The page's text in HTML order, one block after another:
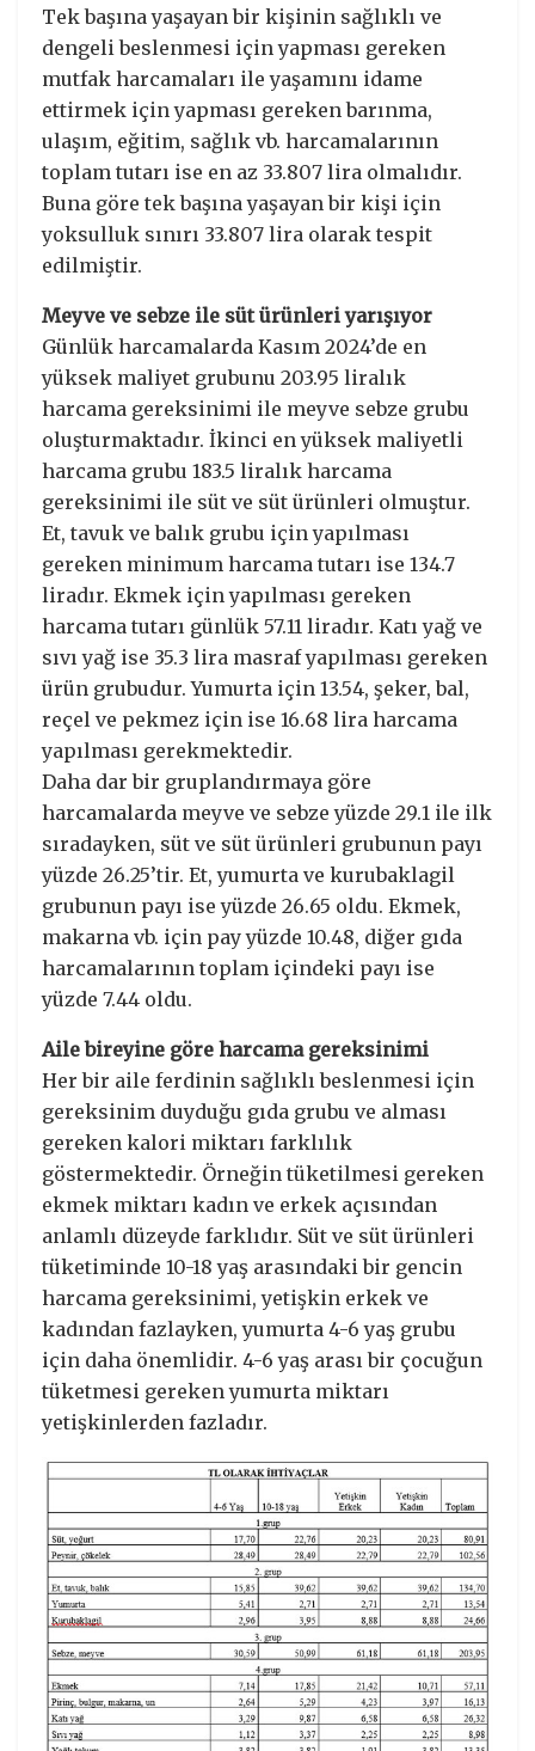
Tek başına yaşayan bir kişinin sağlıklı ve
dengeli beslenmesi için yapması gereken
mutfak harcamaları ile yaşamını idame
ettirmek için yapması gereken barınma,
ulaşım, eğitim, sağlık vb. harcamalarının
toplam tutarı ise en az 33.807 lira olmalıdır.
Buna göre tek başına yaşayan bir kişi için
yoksulluk sınırı 33.807 lira olarak tespit
edilmiştir.
Meyve ve sebze ile süt ürünleri yarışıyor
Günlük harcamalarda Kasım 2024’de en
yüksek maliyet grubunu 203.95 liralık
harcama gereksinimi ile meyve sebze grubu
oluşturmaktadır. İkinci en yüksek maliyetli
harcama grubu 183.5 liralık harcama
gereksinimi ile süt ve süt ürünleri olmuştur.
Et, tavuk ve balık grubu için yapılması
gereken minimum harcama tutarı ise 134.7
liradır. Ekmek için yapılması gereken
harcama tutarı günlük 57.11 liradır. Katı yağ ve
sıvı yağ ise 35.3 lira masraf yapılması gereken
ürün grubudur. Yumurta için 13.54, şeker, bal,
reçel ve pekmez için ise 16.68 lira harcama
yapılması gerekmektedir.
Daha dar bir gruplandırmaya göre
harcamalarda meyve ve sebze yüzde 29.1 ile ilk
sıradayken, süt ve süt ürünleri grubunun payı
yüzde 26.25’tir. Et, yumurta ve kurubaklagil
grubunun payı ise yüzde 26.65 oldu. Ekmek,
makarna vb. için pay yüzde 10.48, diğer gıda
harcamalarının toplam içindeki payı ise
yüzde 7.44 oldu.
Aile bireyine göre harcama gereksinimi
Her bir aile ferdinin sağlıklı beslenmesi için
gereksinim duyduğu gıda grubu ve alması
gereken kalori miktarı farklılık
göstermektedir. Örneğin tüketilmesi gereken
ekmek miktarı kadın ve erkek açısından
anlamlı düzeyde farklıdır. Süt ve süt ürünleri
tüketiminde 10-18 yaş arasındaki bir gencin
harcama gereksinimi, yetişkin erkek ve
kadından fazlayken, yumurta 4-6 yaş grubu
için daha önemlidir. 4-6 yaş arası bir çocuğun
tüketmesi gereken yumurta miktarı
yetişkinlerden fazladır.